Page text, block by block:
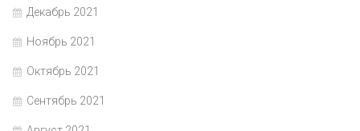
Декабрь 2021
Ноябрь 2021
Октябрь 2021
Сентябрь 2021